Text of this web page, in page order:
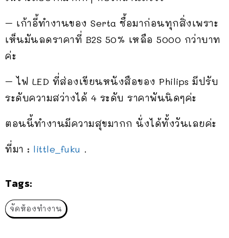
– เก้าอี้ทำงานของ Serta ซื้อมาก่อนทุกสิ่งเพราะ
เห็นมันลดราคาที่ B2S 50% เหลือ 5000 กว่าบาท
ค่ะ
– ไฟ LED ที่ส่องเขียนหนังสือของ Philips มีปรับ
ระดับความสว่างได้ 4 ระดับ ราคาพันนิดๆค่ะ
ตอนนี้ทำงานมีความสุขมากก นั่งได้ทั้งวันเลยค่ะ
ที่มา : little_fuku .
Tags:
จัดห้องทำงาน